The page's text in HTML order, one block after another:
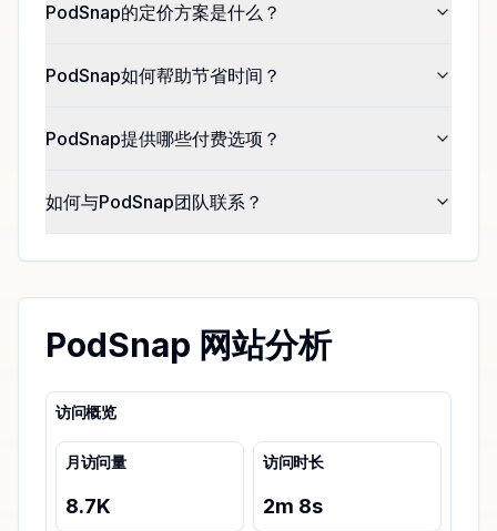
PodSnap的定价方案是什么？
PodSnap如何帮助节省时间？
PodSnap提供哪些付费选项？
如何与PodSnap团队联系？
PodSnap 网站分析
访问概览
月访问量
8.7K
访问时长
2m 8s